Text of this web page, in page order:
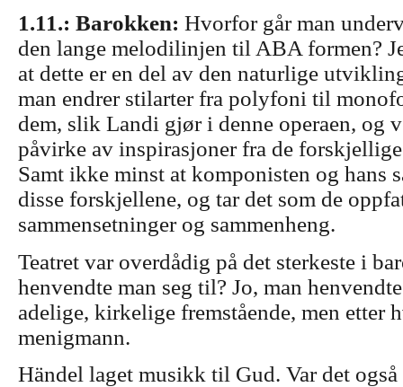
1.11.: Barokken: Hvorfor går man
den lange melodilinjen til ABA formen?
at dette er en del av den naturlige
man endrer stilarter fra polyfoni til
dem, slik Landi gjør i denne operaen, og
påvirke av inspirasjoner fra de
Samt ikke minst at komponisten og hans
disse forskjellene, og tar det som de
sammensetninger og sammenheng.
Teatret var overdådig på det sterkeste i
henvendte man seg til? Jo, man
adelige, kirkelige fremstående, men etter
menigmann.
Händel laget musikk til Gud. Var det også